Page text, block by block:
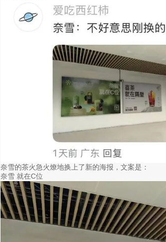
奈雪的茶火急火燎地换上了新的海报，文案是：
奈雪 就在C位